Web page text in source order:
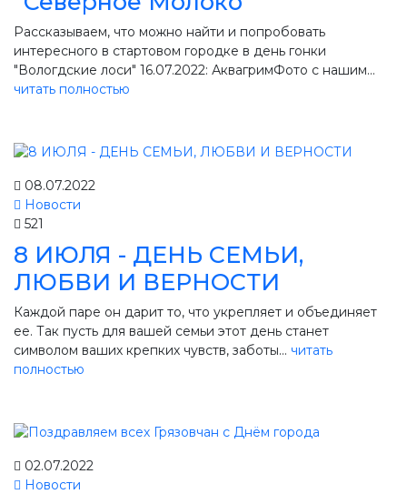
Рассказываем, что можно найти и попробовать
интересного в стартовом городке в день гонки
"Вологдские лоси" 16.07.2022: АквагримФото с нашим...
читать полностью
08.07.2022
Новости
521
8 ИЮЛЯ - ДЕНЬ СЕМЬИ,
ЛЮБВИ И ВЕРНОСТИ
Каждой паре он дарит то, что укрепляет и объединяет
ее. Так пусть для вашей семьи этот день станет
символом ваших крепких чувств, заботы... читать
полностью
02.07.2022
Новости